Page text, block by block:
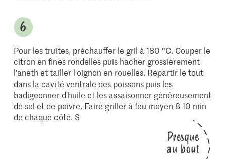
Pour les truites, préchauffer le gril à 180 °C. Couper le
citron en fines rondelles puis hacher grossièrement
l'aneth et tailler l'oignon en rouelles. Répartir le tout
dans la cavité ventrale des poissons puis les
badigeonner d'huile et les assaisonner généreusement
de sel et de poivre. Faire griller à feu moyen 8-10 min
de chaque côté. S
Presque
au bout